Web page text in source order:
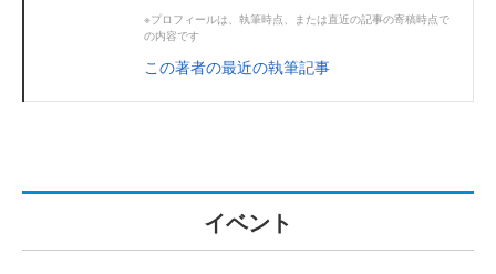
※プロフィールは、執筆時点、または直近の記事の寄稿時点で
の内容です
この著者の最近の執筆記事
イベント